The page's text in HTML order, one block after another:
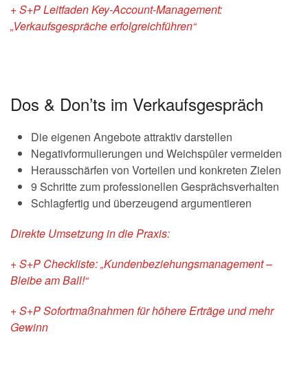
+ S+P Leitfaden Key-Account-Management:
„Verkaufsgespräche erfolgreichführen“
Dos & Don’ts im Verkaufsgespräch
Die eigenen Angebote attraktiv darstellen
Negativformulierungen und Weichspüler vermeiden
Herausschärfen von Vorteilen und konkreten Zielen
9 Schritte zum professionellen Gesprächsverhalten
Schlagfertig und überzeugend argumentieren
Direkte Umsetzung in die Praxis:
+ S+P Checkliste: „Kundenbeziehungsmanagement –
Bleibe am Ball!“
+ S+P Sofortmaßnahmen für höhere Erträge und mehr
Gewinn